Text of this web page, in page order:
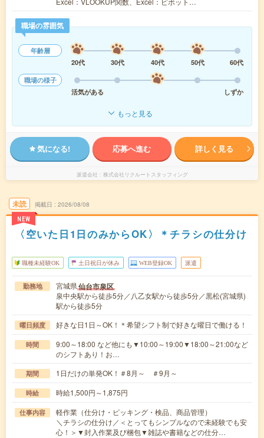
職場の雰囲気
年齢層
20代
30代 40代 50代
60代
職場の様子
活気がある
しずか
もっと見る
気になる! 応募へ進む 詳しく見る
派遣会社 株式会社リクルートスタッフィング
未読
NEW
掲載日 2026/08/08
〈空いた日1日のみからOK〉＊チラシの仕分け
職種未経験OK 土日祝日が休み WEB登録OK 派遣
勤務地 宮城県仙台市泉区
泉中央駅から徒歩5分／八乙女駅から徒歩5分／黒松(宮城県)
駅から徒歩5分
曜日頻度 好きな日1日～OK！＊希望シフト制で好きな曜日で働ける！
時間
9:00～18:00 など他にも▼10:00～19:00▼18:00～21:00など
のシフトあり！お…
期間 1日だけの単発OK！＃8月～ ＃9月～
時給 時給1,500円～1,875円
仕事内容
軽作業（仕分け・ピッキング・検品、商品管理）
＼チラシの仕分け／＜とってもシンプルなので未経験でも安
心！＞▼封入作業及び梱包▼雑誌や書籍などの仕分…